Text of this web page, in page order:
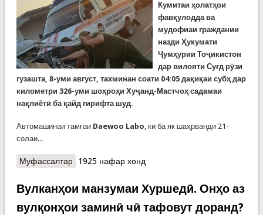
Кумитаи ҳолатҳои
фавқулодда ва
мудофиаи граждании
назди Ҳукумати
Ҷумҳурии Тоҷикистон
дар вилояти Суғд рӯзи
гузашта, 8-уми август, тахминан соати 04:05 дақиқаи субҳ дар
километри 326-уми шоҳроҳи Хуҷанд-Мастчоҳсадамаи
нақлиётӣ ба қайд гирифта шуд.
Автомашинаи тамғаи Daewoo Labo, ки ба як шаҳрванди 21-
солаи...
Муфассалтаро Садамаи маргбор дар роҳи Хуҷанд Масчо
1925 нафар хонд
Вулканҳои манзумаи Хуршедӣ. Онҳо аз
вулқонҳои заминӣ чӣ тафовут доранд?